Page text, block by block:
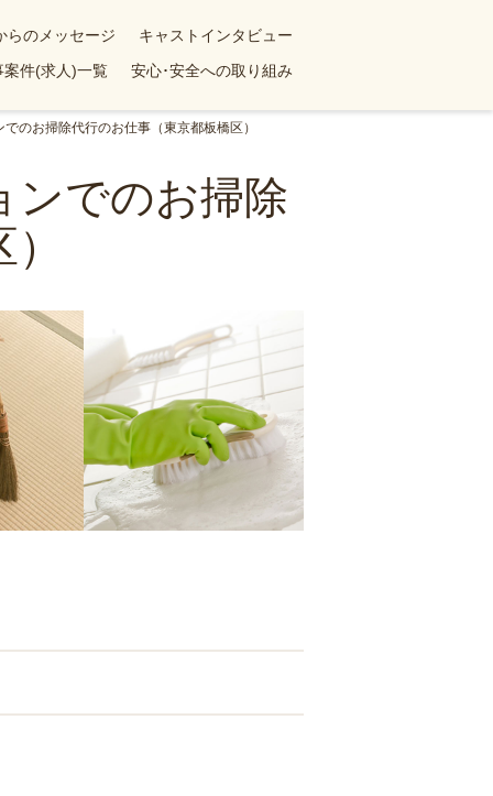
らのメッセージ
キャストインタビュー
案件(求人)一覧 安心･安全への取り組み
のお掃除代行のお仕事（東京都板橋区）
ンでのお掃除